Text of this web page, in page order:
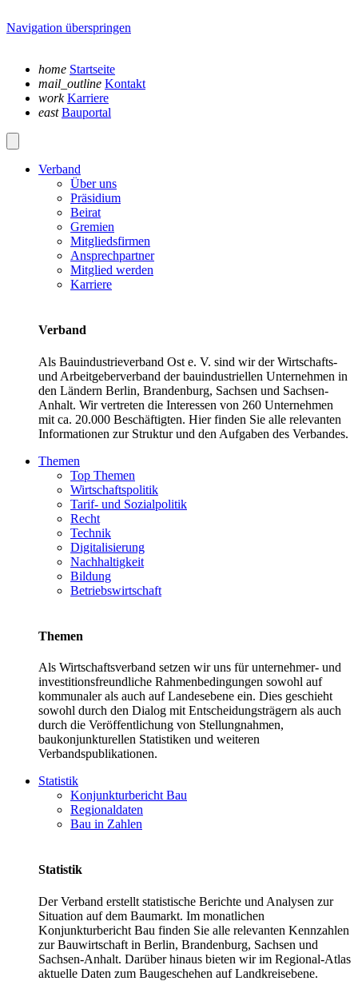
Navigation überspringen
home Startseite
mail_outline Kontakt
work Karriere
east Bauportal
Verband
Über uns
Präsidium
Beirat
Gremien
Mitgliedsfirmen
Ansprechpartner
Mitglied werden
Karriere
Verband
Als Bauindustrieverband Ost e. V. sind wir der Wirtschafts-
und Arbeitgeberverband der bauindustriellen Unternehmen in
den Ländern Berlin, Brandenburg, Sachsen und Sachsen-
Anhalt. Wir vertreten die Interessen von 260 Unternehmen
mit ca. 20.000 Beschäftigten. Hier finden Sie alle relevanten
Informationen zur Struktur und den Aufgaben des Verbandes.
Themen
Top Themen
Wirtschaftspolitik
Tarif- und Sozialpolitik
Recht
Technik
Digitalisierung
Nachhaltigkeit
Bildung
Betriebswirtschaft
Themen
Als Wirtschaftsverband setzen wir uns für unternehmer- und
investitionsfreundliche Rahmenbedingungen sowohl auf
kommunaler als auch auf Landesebene ein. Dies geschieht
sowohl durch den Dialog mit Entscheidungsträgern als auch
durch die Veröffentlichung von Stellungnahmen,
baukonjunkturellen Statistiken und weiteren
Verbandspublikationen.
Statistik
Konjunkturbericht Bau
Regionaldaten
Bau in Zahlen
Statistik
Der Verband erstellt statistische Berichte und Analysen zur
Situation auf dem Baumarkt. Im monatlichen
Konjunkturbericht Bau finden Sie alle relevanten Kennzahlen
zur Bauwirtschaft in Berlin, Brandenburg, Sachsen und
Sachsen-Anhalt. Darüber hinaus bieten wir im Regional-Atlas
aktuelle Daten zum Baugeschehen auf Landkreisebene.